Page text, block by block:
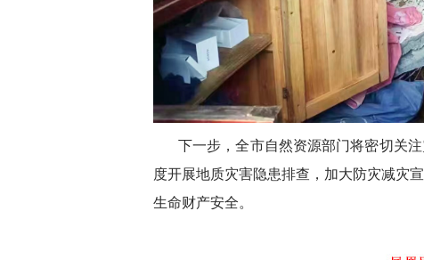
下一步，全市自然资源部门将密切关
度开展地质灾害隐患排查，加大防灾减灾
生命财产安全。